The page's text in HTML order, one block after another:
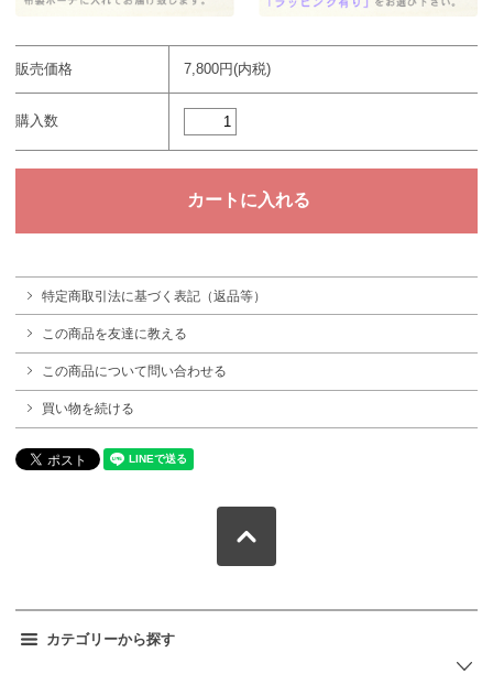
販売価格 7,800円(内税)
購入数
特定商取引法に基づく表記（返品等）
この商品を友達に教える
この商品について問い合わせる
買い物を続ける
カテゴリーから探す